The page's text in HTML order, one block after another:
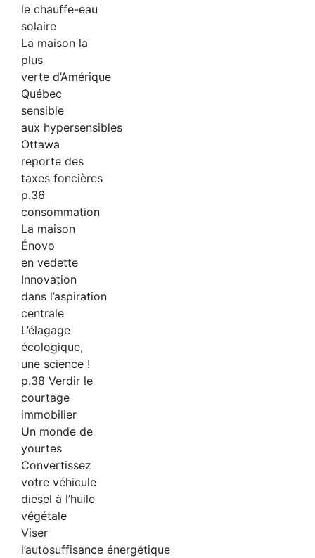
le chauffe-eau
solaire
La maison la
plus
verte d’Amérique
Québec
sensible
aux hypersensibles
Ottawa
reporte des
taxes foncières
p.36
consommation
La maison
Énovo
en vedette
Innovation
dans l’aspiration
centrale
L’élagage
écologique,
une science !
p.38 Verdir le
courtage
immobilier
Un monde de
yourtes
Convertissez
votre véhicule
diesel à l’huile
végétale
Viser
l’autosuffisance énergétique